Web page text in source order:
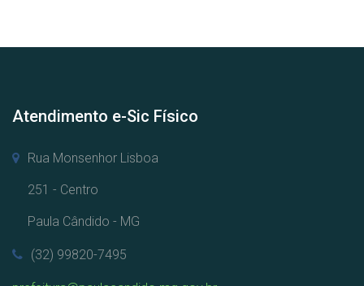
Atendimento e-Sic Físico
Rua Monsenhor Lisboa
251 - Centro
Paula Cândido - MG
(32) 99820-7495